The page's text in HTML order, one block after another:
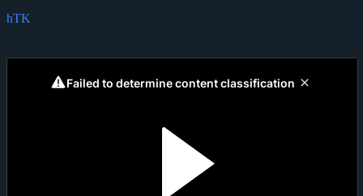
hTK